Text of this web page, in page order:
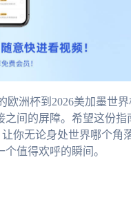
洲杯到2026美加墨世
间的屏障。希望这份
你无论身处世界哪个角
值得欢呼的瞬间。